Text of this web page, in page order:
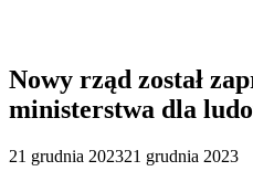
Nowy rząd został
ministerstwa dla
21 grudnia 202321 grudnia 2023